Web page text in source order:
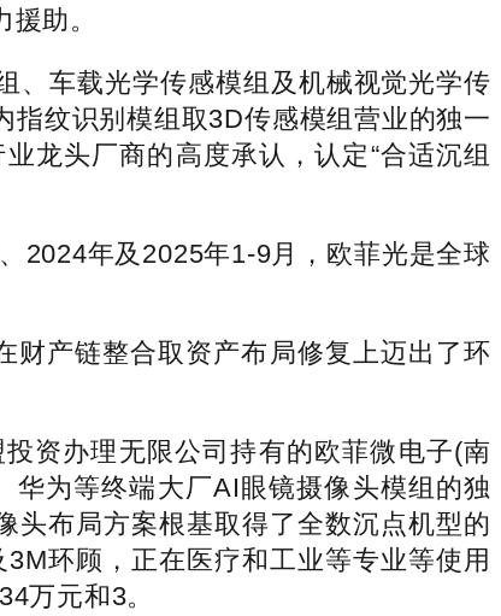
助。
车载光学传感模组及机械视觉光学传
纹识别模组取3D传感模组营业的独一
龙头厂商的高度承认，认定“合适沉组
年及2025年1-9月，欧菲光是全球
产链整合取资产布局修复上迈出了环
资办理无限公司持有的欧菲微电子(南
华为等终端大厂AI眼镜摄像头模组的独
头布局方案根基取得了全数沉点机型的
环顾，正在医疗和工业等专业等使用
万元和3。